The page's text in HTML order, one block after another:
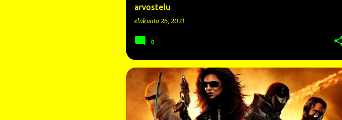
arvostelu
elokuuta 26, 2021
0
2009 ARVOSTELU CHANNING TATUM +9